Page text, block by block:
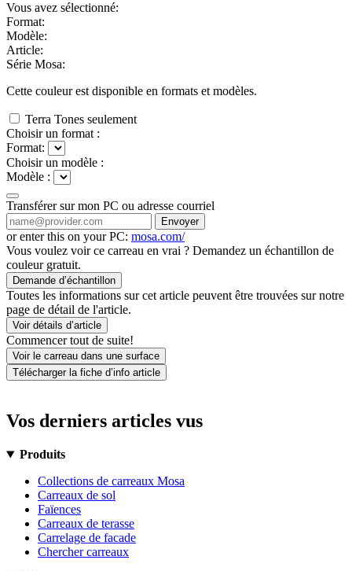
Vous avez sélectionné:
Format:
Modèle:
Article:
Série Mosa:
Cette couleur est disponible en formats et modèles.
Terra Tones seulement
Choisir un format :
Format:
Choisir un modèle :
Modèle :
Transférer sur mon PC ou adresse courriel
Envoyer
or enter this on your PC: mosa.com/
Vous voulez voir ce carreau en vrai ? Demandez un échantillon de
couleur gratuit.
Demande d’échantillon
Toutes les informations sur cet article peuvent être trouvées sur notre
page de détail de l'article.
Voir détails d’article
Commencer tout de suite!
Voir le carreau dans une surface
Télécharger la fiche d’info article
Vos derniers articles vus
Produits
Collections de carreaux Mosa
Carreaux de sol
Faïences
Carreaux de terasse
Carrelage de facade
Chercher carreaux